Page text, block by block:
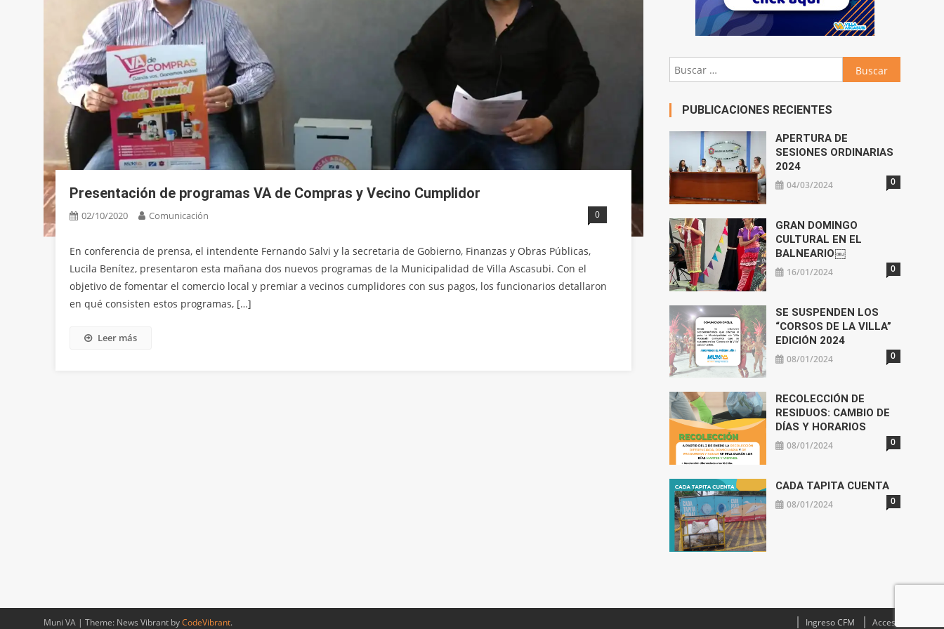
Presentación de programas VA de Compras y Vecino Cumplidor
02/10/2020 Comunicación 0
En conferencia de prensa, el intendente Fernando Salvi y la secretaria de Gobierno, Finanzas y Obras Públicas,
Lucila Benítez, presentaron esta mañana dos nuevos programas de la Municipalidad de Villa Ascasubi. Con el
objetivo de fomentar el comercio local y premiar a vecinos cumplidores con sus pagos, los funcionarios detallaron
en qué consisten estos programas, […]
Leer más
Buscar:
PUBLICACIONES RECIENTES
APERTURA DE
SESIONES ORDINARIAS
2024
04/03/2024 0
GRAN DOMINGO
CULTURAL EN EL
BALNEARIO￼
16/01/2024 0
SE SUSPENDEN LOS
“CORSOS DE LA VILLA”
EDICIÓN 2024
08/01/2024 0
RECOLECCIÓN DE
RESIDUOS: CAMBIO DE
DÍAS Y HORARIOS
08/01/2024 0
CADA TAPITA CUENTA
08/01/2024 0
Muni VA | Theme: News Vibrant byCodeVibrant. Ingreso CFM Acceso